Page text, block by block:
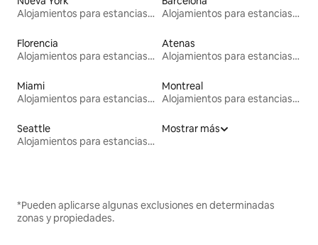
Alojamientos para estancias largas
Alojamientos para estancias largas
Florencia
Alojamientos para estancias largas
Atenas
Alojamientos para estancias largas
Miami
Alojamientos para estancias largas
Montreal
Alojamientos para estancias largas
Seattle
Alojamientos para estancias largas
Mostrar más
*Pueden aplicarse algunas exclusiones en determinadas
zonas y propiedades.